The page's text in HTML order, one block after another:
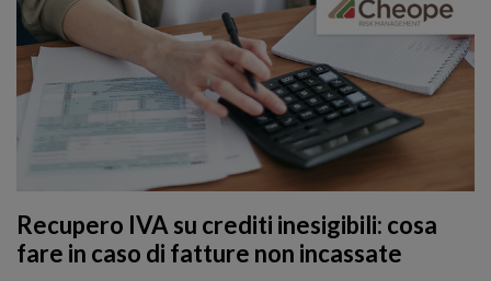
Recupero IVA su crediti inesigibili: cosa
fare in caso di fatture non incassate